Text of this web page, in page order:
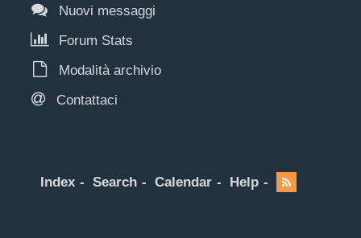
Nuovi messaggi
Forum Stats
Modalità archivio
Contattaci
Index Search Calendar Help